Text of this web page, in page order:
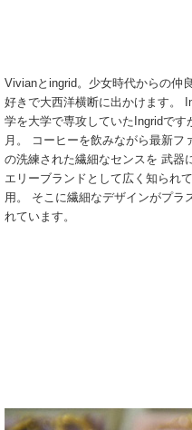
Vivianとingrid。少女時代からの仲
好きで大西洋横断に出かけます。
学を大学で専攻していたIngridで
月。 コーヒーを飲みながら最新
の洗練された繊細なセンスを 武器
エリーブランドとして広く知られ
用。 そこに繊細なデザインがプラ
れています。